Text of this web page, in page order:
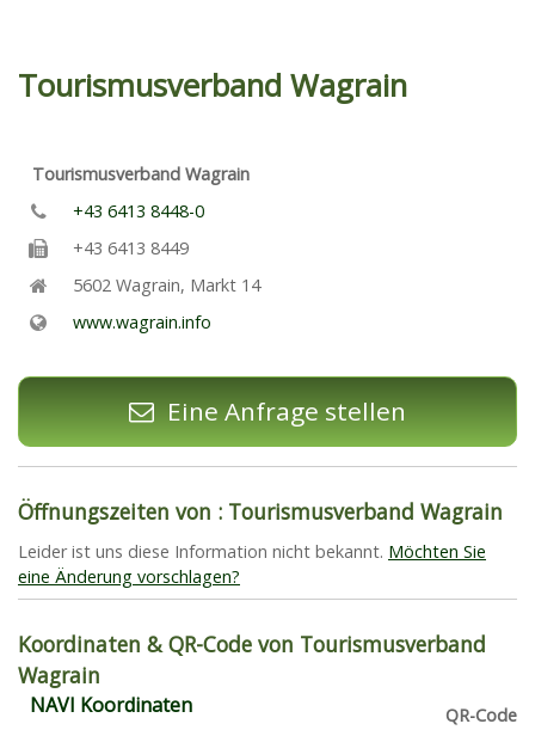
Tourismusverband Wagrain
Tourismusverband Wagrain
+43 6413 8448-0
+43 6413 8449
5602 Wagrain, Markt 14
www.wagrain.info
Eine Anfrage stellen
Öffnungszeiten von : Tourismusverband Wagrain
Leider ist uns diese Information nicht bekannt. Möchten Sie
eine Änderung vorschlagen?
Koordinaten & QR-Code von Tourismusverband
Wagrain
NAVI Koordinaten QR-Code